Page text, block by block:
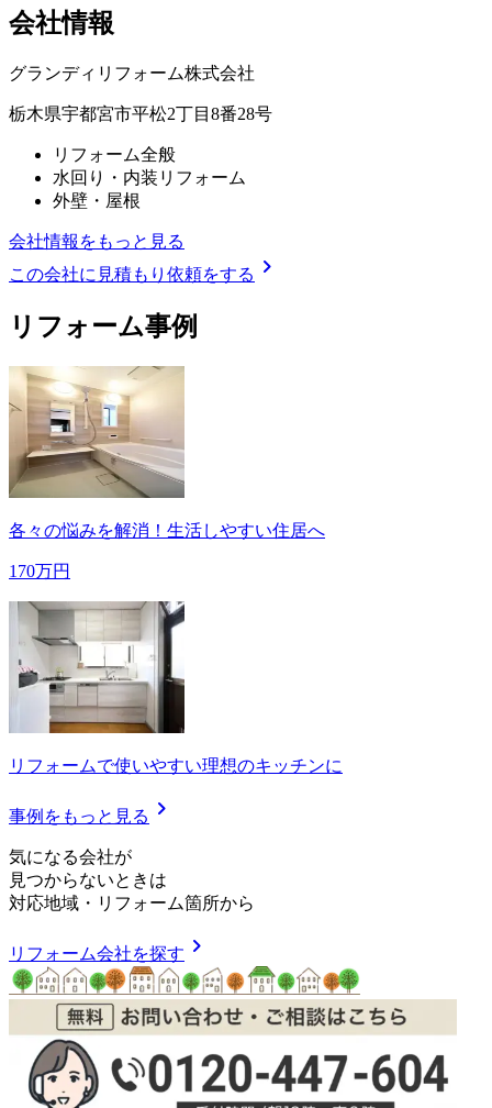
会社情報
グランディリフォーム株式会社
栃木県宇都宮市平松2丁目8番28号
リフォーム全般
水回り・内装リフォーム
外壁・屋根
会社情報をもっと見る
この会社に見積もり依頼をする chevron_right
リフォーム事例
各々の悩みを解消！生活しやすい住居へ
170万円
リフォームで使いやすい理想のキッチンに
事例をもっと見る chevron_right
気になる会社が
見つからないときは
対応地域 ・ リフォーム箇所から
リフォーム会社を探す chevron_right